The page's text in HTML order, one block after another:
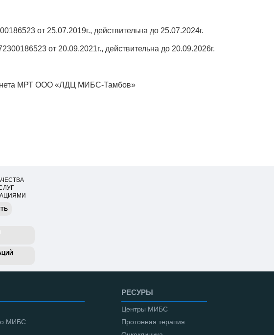
от 25.07.2019г., действительна до 25.07.2024г.
от 20.09.2021г., действительна до 20.09.2026г.
МРТ ООО «ЛДЦ МИБС-Тамбов»
МИБС
РЕСУРЫ
Центры МИБС
Протонная терапия